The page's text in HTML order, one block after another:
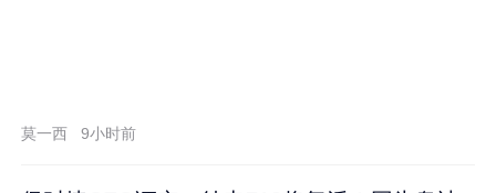
莫一西 9小时前